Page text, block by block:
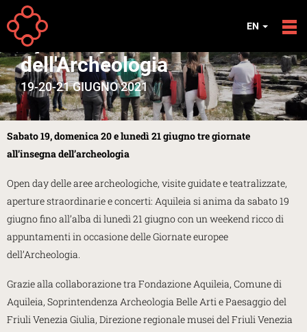
Skip to main content
EN
EVENTS
Open Day - Giornate
dell'Archeologia
19-20-21 GIUGNO 2021
Sabato 19, domenica 20 e lunedì 21 giugno tre giornate
all’insegna dell’archeologia
Open day delle aree archeologiche, visite guidate e teatralizzate,
aperture straordinarie e concerti: Aquileia si anima da sabato 19
giugno fino all’alba di lunedì 21 giugno con un weekend ricco di
appuntamenti in occasione delle Giornate europee
dell’Archeologia.
Grazie alla collaborazione tra Fondazione Aquileia, Comune di
Aquileia, Soprintendenza Archeologia Belle Arti e Paesaggio del
Friuli Venezia Giulia, Direzione regionale musei del Friuli Venezia